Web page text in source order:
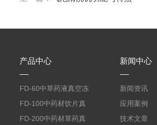
产品中心
FD-60中草药液真空冻
干机
FD-100中药材饮片真
空冻干机
FD-200中药材草药真
新闻中心
新闻资讯
应用案例
技术文章